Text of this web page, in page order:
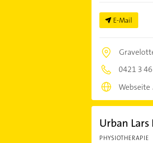
E-Mail
0421 3
Webseite
Urban
PHYSIOTHERAPIE